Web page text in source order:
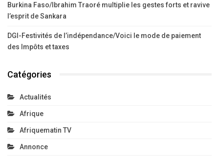
Burkina Faso/Ibrahim Traoré multiplie les gestes forts et ravive
l’esprit de Sankara
DGI-Festivités de l’indépendance/Voici le mode de paiement
des Impôts et taxes
Catégories
Actualités
Afrique
Afriquematin TV
Annonce